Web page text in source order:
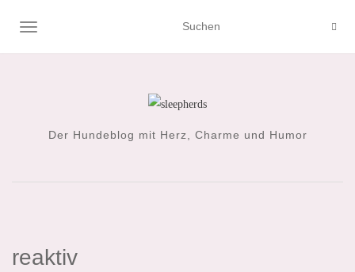
NAVIGATION UMSCHALTEN
Der Hundeblog mit Herz, Charme und Humor
reaktiv